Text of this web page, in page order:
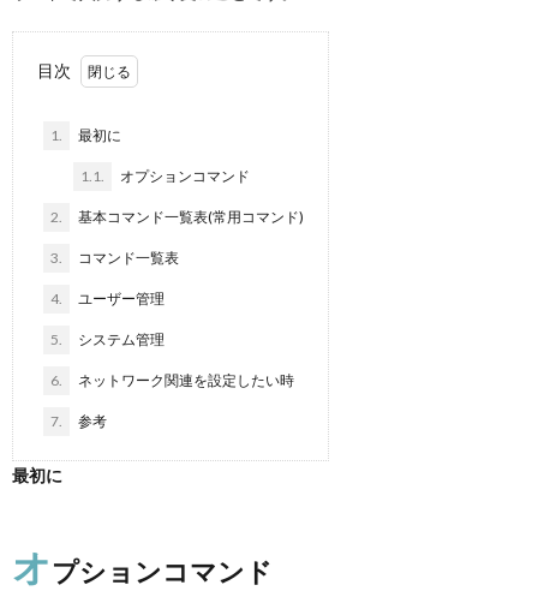
目次
1. 最初に
1.1. オプションコマンド
2. 基本コマンド一覧表(常用コマンド)
3. コマンド一覧表
4. ユーザー管理
5. システム管理
6. ネットワーク関連を設定したい時
7. 参考
最初に
オプションコマンド